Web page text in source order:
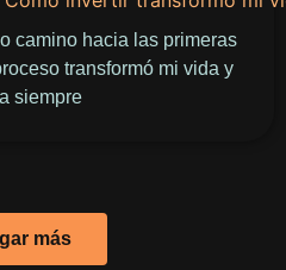
camino hacia las primeras
transformó mi vida y
siempre
más